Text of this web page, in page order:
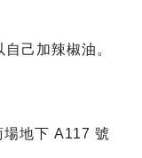
己加辣椒油。
地下 A117 號